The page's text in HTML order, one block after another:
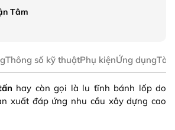
Tâm
Thông số kỹ thuậtPhụ kiệnỨng dụngTài
hay còn gọi là lu tĩnh bánh lốp do
xuất đáp ứng nhu cầu xây dựng cao